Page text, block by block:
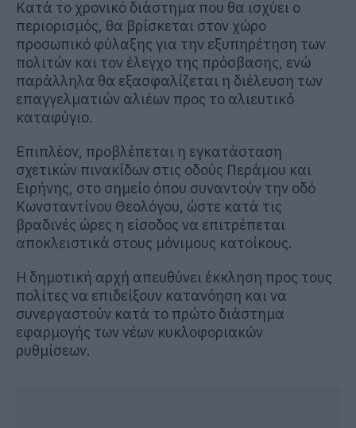
Κατά το χρονικό διάστημα που θα ισχύει ο
περιορισμός, θα βρίσκεται στον χώρο
προσωπικό φύλαξης για την εξυπηρέτηση των
πολιτών και τον έλεγχο της πρόσβασης, ενώ
παράλληλα θα εξασφαλίζεται η διέλευση των
επαγγελματιών αλιέων προς το αλιευτικό
καταφύγιο.
Επιπλέον, προβλέπεται η εγκατάσταση
σχετικών πινακίδων στις οδούς Περάμου και
Ειρήνης, στο σημείο όπου συναντούν την οδό
Κωνσταντίνου Θεολόγου, ώστε κατά τις
βραδινές ώρες η είσοδος να επιτρέπεται
αποκλειστικά στους μόνιμους κατοίκους.
Η δημοτική αρχή απευθύνει έκκληση προς τους
πολίτες να επιδείξουν κατανόηση και να
συνεργαστούν κατά το πρώτο διάστημα
εφαρμογής των νέων κυκλοφοριακών
ρυθμίσεων.